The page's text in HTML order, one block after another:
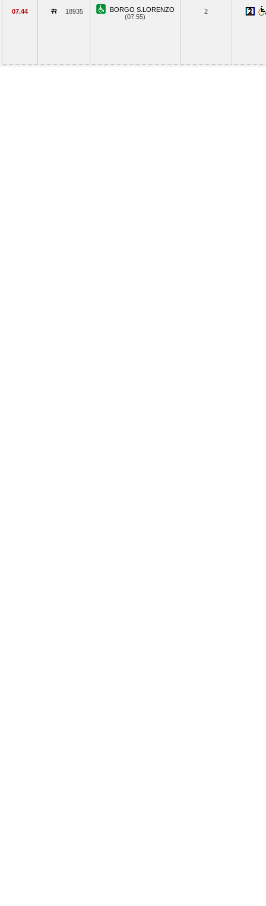
07.44 18935
BORGO S.LORENZO
(07.55)
2